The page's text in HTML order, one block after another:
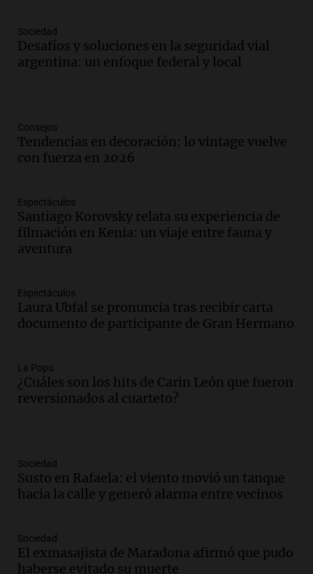
Sociedad
Desafíos y soluciones en la seguridad vial
argentina: un enfoque federal y local
Consejos
Tendencias en decoración: lo vintage vuelve
con fuerza en 2026
Espectáculos
Santiago Korovsky relata su experiencia de
filmación en Kenia: un viaje entre fauna y
aventura
Espectáculos
Laura Ubfal se pronuncia tras recibir carta
documento de participante de Gran Hermano
La Popu
¿Cuáles son los hits de Carin León que fueron
reversionados al cuarteto?
Sociedad
Susto en Rafaela: el viento movió un tanque
hacia la calle y generó alarma entre vecinos
Sociedad
El exmasajista de Maradona afirmó que pudo
haberse evitado su muerte